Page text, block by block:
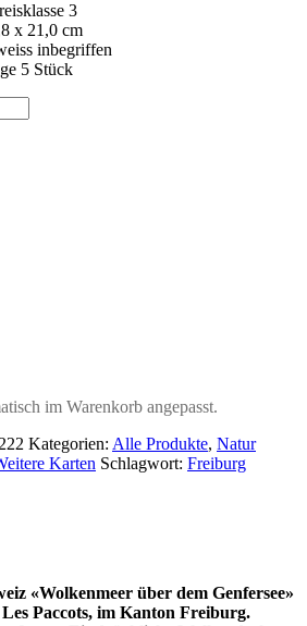
3
x 21,0 cm
inbegriffen
5 Stück
im Warenkorb angepasst.
Kategorien: Alle Produkte, Natur
Karten Schlagwort: Freiburg
«Wolkenmeer über dem Genfersee»
Paccots, im Kanton Freiburg.